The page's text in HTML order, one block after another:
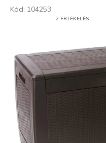
Kód: 104253
BŐL
5,0
CSILLAG.
2 ÉRTÉKELÉS